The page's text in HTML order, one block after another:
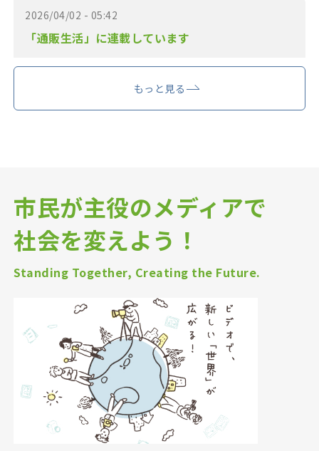
2026/04/02 - 05:42
「通販生活」に連載しています
もっと見る
市民が主役のメディアで
社会を変えよう！
Standing Together, Creating the Future.